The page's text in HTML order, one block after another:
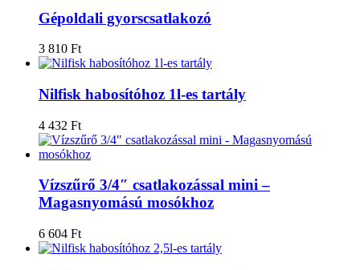
Gépoldali gyorscsatlakozó
3 810 Ft
Nilfisk habosítóhoz 1l-es tartály
4 432 Ft
Vízszűrő 3/4″ csatlakozással mini –
Magasnyomású mosókhoz
6 604 Ft